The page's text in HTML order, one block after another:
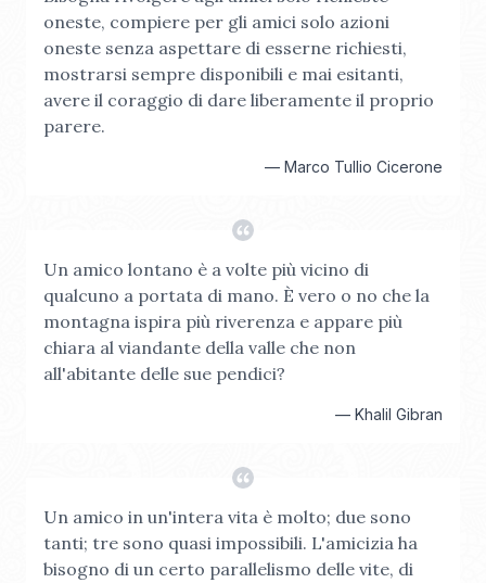
oneste, compiere per gli amici solo azioni
oneste senza aspettare di esserne richiesti,
mostrarsi sempre disponibili e mai esitanti,
avere il coraggio di dare liberamente il proprio
parere.
— Marco Tullio Cicerone
Un amico lontano è a volte più vicino di
qualcuno a portata di mano. È vero o no che la
montagna ispira più riverenza e appare più
chiara al viandante della valle che non
all'abitante delle sue pendici?
— Khalil Gibran
Un amico in un'intera vita è molto; due sono
tanti; tre sono quasi impossibili. L'amicizia ha
bisogno di un certo parallelismo delle vite, di